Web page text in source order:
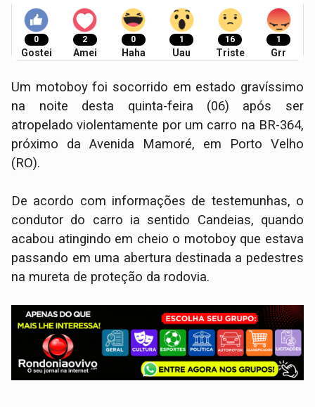
0
Gostei
2
Amei
0
Haha
1
Uau
16
Triste
1
Grr
Um motoboy foi socorrido em estado gravíssimo
na noite desta quinta-feira (06) após ser
atropelado violentamente por um carro na BR-364,
próximo da Avenida Mamoré, em Porto Velho
(RO).
De acordo com informações de testemunhas, o
condutor do carro ia sentido Candeias, quando
acabou atingindo em cheio o motoboy que estava
passando em uma abertura destinada a pedestres
na mureta de proteção da rodovia.